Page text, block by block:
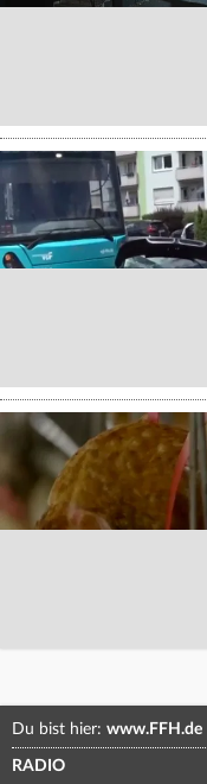
Du bist hier: www.FFH.de
RADIO